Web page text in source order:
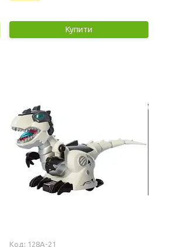
Купити
128A-21